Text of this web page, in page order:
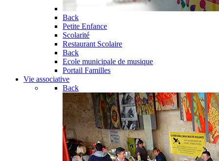
Back
Petite Enfance
Scolarité
Restaurant Scolaire
Back
Ecole municipale de musique
Portail Familles
Vie associative
Back